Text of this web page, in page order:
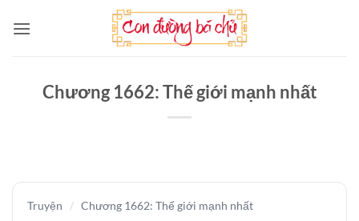
qua
Chương 1662: Thế giới mạnh nhất
Truyện / Chương 1662: Thế giới mạnh nhất